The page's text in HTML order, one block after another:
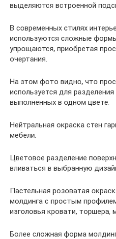
выделяются встроенной
В современных стилях
используются сложные
упрощаются, приобретая
очертания.
На этом фото видно, что
используется для разделения
выполненных в одном цвете.
Нейтральная окраска стен
мебели.
Цветовое разделение
вливаться в выбранную
Пастельная розоватая
молдинга с простым
изголовья кровати, торшера,
Более сложная форма